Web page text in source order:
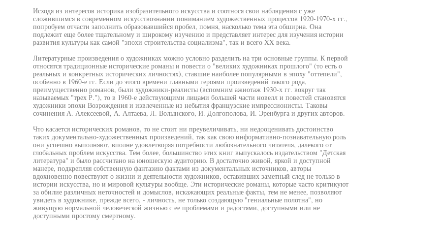
Исходя из интересов историка изобразительного искусства и соотнося свои наблюдения с уже
сложившимся в современном искусствознании пониманием художественных процессов 1920-1970-х гг.,
попробуем отчасти заполнить образовавшийся пробел, помня, насколько тема эта обширна. Она
подлежит еще более тщательному и широкому изучению и представляет интерес для изучения истории
развития культуры как самой "эпохи строительства социализма", так и всего XX века.
Литературные произведения о художниках можно условно разделить на три основные группы. К первой
относятся традиционные исторические романы и повести о "великих художниках прошлого" (то есть о
реальных и конкретных исторических личностях), ставшие наиболее популярными в эпоху "оттепели",
особенно в 1960-е гг. Если до этого времени главными героями произведений такого рода,
преимущественно романов, были художники-реалисты (вспомним ажиотаж 1930-х гг. вокруг так
называемых "трех Р."), то в 1960-е действующими лицами большей части новелл и повестей становятся
художники эпохи Возрождения и извлеченные из небытия французские импрессионисты. Таковы
сочинения А. Алексеевой, А. Алтаева, Л. Волынского, И. Долгополова, И. Эренбурга и других авторов.
Что касается исторических романов, то не стоит ни преувеличивать, ни недооценивать достоинство
таких документально-художественных произведений, так как свою информативно-познавательную роль
они успешно выполняют, вполне удовлетворяя потребности любознательного читателя, далекого от
глобальных проблем искусства. Тем более, большинство этих книг выпускалось издательством "Детская
литература" и было рассчитано на юношескую аудиторию. В достаточно живой, яркой и доступной
манере, подкрепляя собственную фантазию фактами из документальных источников, авторы
вдохновенно повествуют о жизни и деятельности художников, оставивших заметный след не только в
истории искусства, но и мировой культуры вообще. Эти исторические романы, которые часто критикуют
за обилие различных неточностей и домыслов, искажающих реальные факты, тем не менее, позволяют
увидеть в художнике, прежде всего, - личность, не только создающую "гениальные полотна", но
живущую нормальной человеческой жизнью с ее проблемами и радостями, доступными или не
доступными простому смертному.